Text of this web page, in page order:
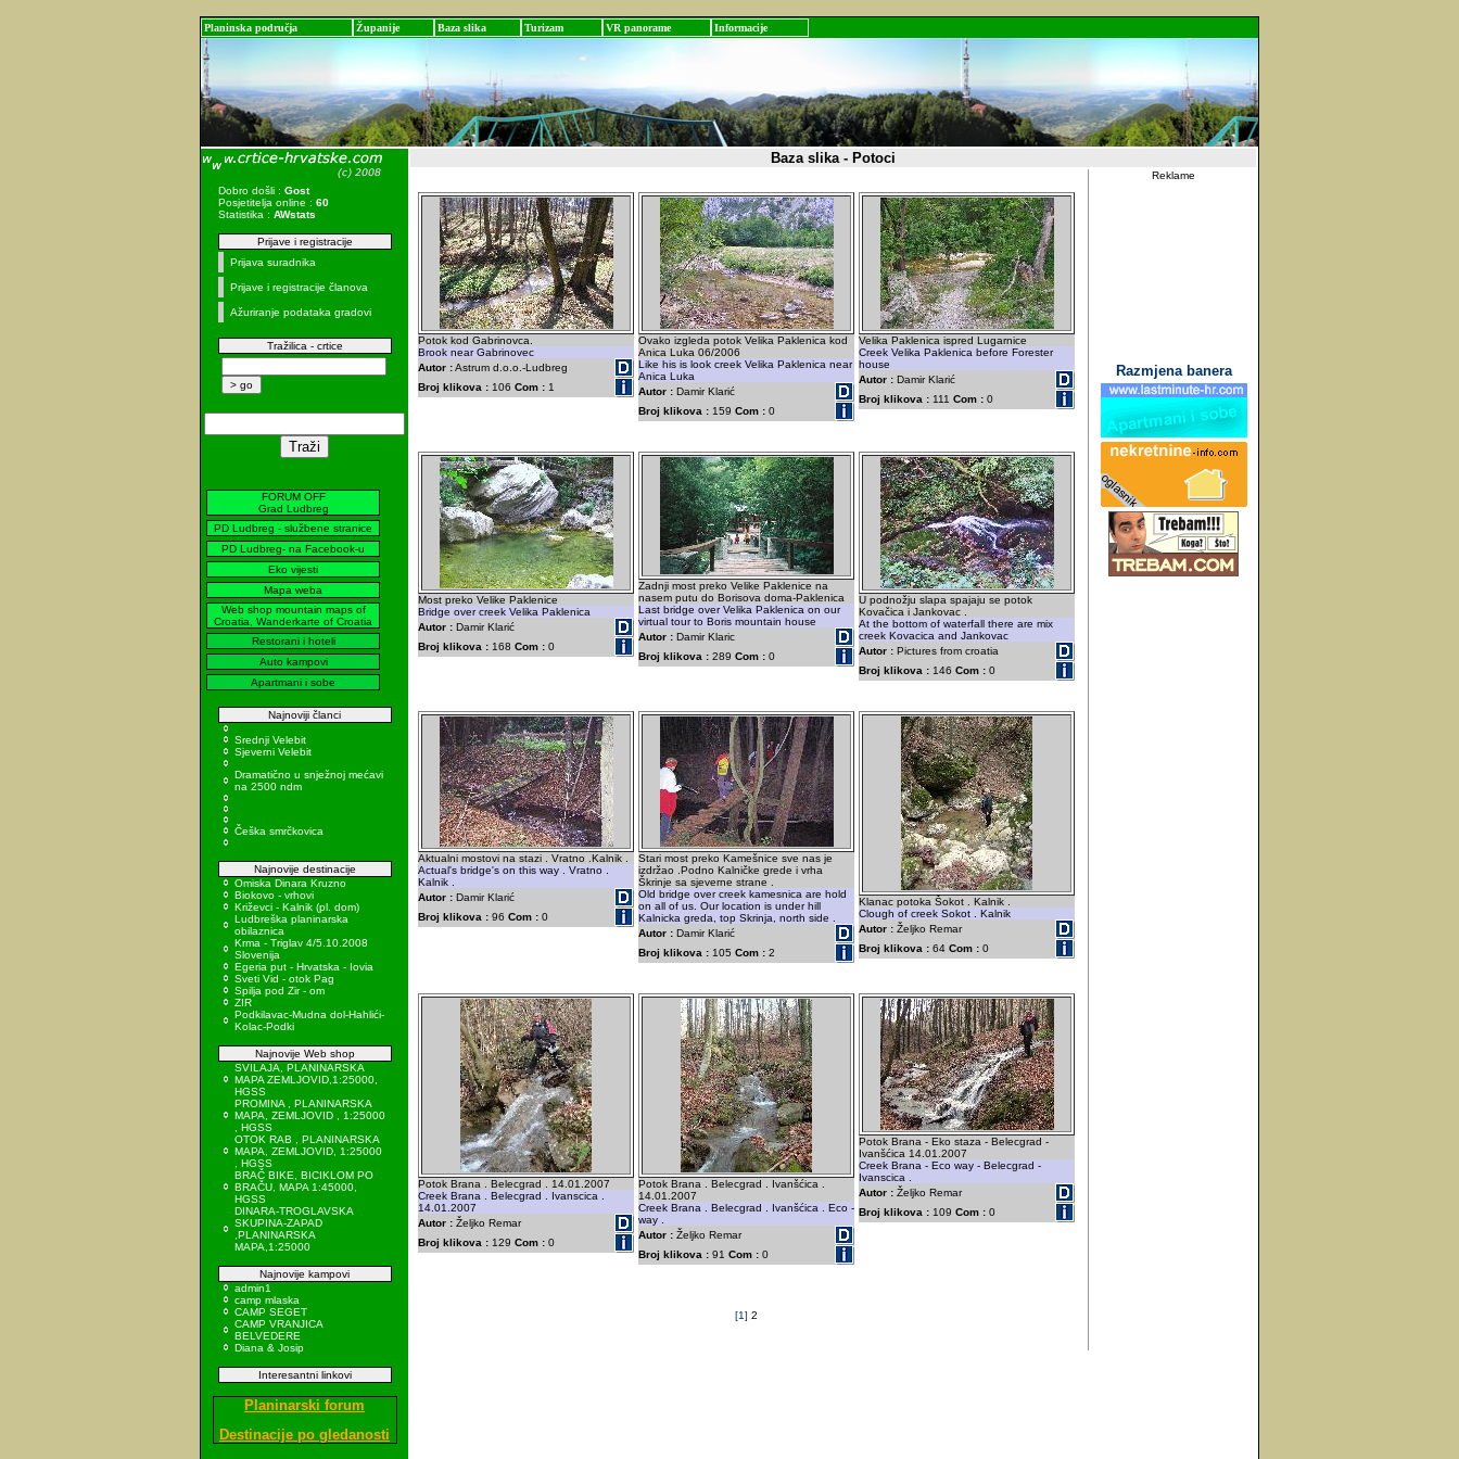
Planinska područja Županije Baza slika Turizam VR panorame Informacije
Dobro došli : Gost
Posjetitelja online : 60
Statistika : AWstats
Prijave i registracije
Prijava suradnika
Prijave i registracije članova
Ažuriranje podataka gradovi
Tražilica - crtice
FORUM OFF
Grad Ludbreg
PD Ludbreg - službene stranice
PD Ludbreg- na Facebook-u
Eko vijesti
Mapa weba
Web shop mountain maps of
Croatia, Wanderkarte of Croatia
Restorani i hoteli
Auto kampovi
Apartmani i sobe
Najnoviji članci
Srednji Velebit
Sjeverni Velebit
Dramatično u snježnoj mećavi
na 2500 ndm
Češka smrčkovica
Najnovije destinacije
Omiska Dinara Kruzno
Biokovo - vrhovi
Križevci - Kalnik (pl. dom)
Ludbreška planinarska
obilaznica
Krma - Triglav 4/5.10.2008
Slovenija
Egeria put - Hrvatska - Iovia
Sveti Vid - otok Pag
Spilja pod Zir - om
ZIR
Podkilavac-Mudna dol-Hahlići-
Kolac-Podki
Najnovije Web shop
SVILAJA, PLANINARSKA
MAPA ZEMLJOVID,1:25000,
HGSS
PROMINA , PLANINARSKA
MAPA, ZEMLJOVID , 1:25000
, HGSS
OTOK RAB , PLANINARSKA
MAPA, ZEMLJOVID, 1:25000
, HGSS
BRAČ BIKE, BICIKLOM PO
BRAČU, MAPA 1:45000,
HGSS
DINARA-TROGLAVSKA
SKUPINA-ZAPAD
,PLANINARSKA
MAPA,1:25000
Najnovije kampovi
admin1
camp mlaska
CAMP SEGET
CAMP VRANJICA
BELVEDERE
Diana & Josip
Interesantni linkovi
Planinarski forum
Destinacije po gledanosti
Baza slika - Potoci
Potok kod Gabrinovca.
Brook near Gabrinovec
Autor :Astrum d.o.o.-Ludbreg
Broj klikova : 106 Com : 1
Ovako izgleda potok Velika Paklenica kod
Anica Luka 06/2006
Like his is look creek Velika Paklenica near
Anica Luka
Autor : Damir Klarić
Broj klikova : 159 Com : 0
Velika Paklenica ispred Lugarnice
Creek Velika Paklenica before Forester
house
Autor : Damir Klarić
Broj klikova : 111 Com : 0
Most preko Velike Paklenice
Bridge over creek Velika Paklenica
Autor : Damir Klarić
Broj klikova : 168 Com : 0
Zadnji most preko Velike Paklenice na
nasem putu do Borisova doma-Paklenica
Last bridge over Velika Paklenica on our
virtual tour to Boris mountain house
Autor : Damir Klaric
Broj klikova : 289 Com : 0
U podnožju slapa spajaju se potok
Kovačica i Jankovac .
At the bottom of waterfall there are mix
creek Kovacica and Jankovac
Autor : Pictures from croatia
Broj klikova : 146 Com : 0
Aktualni mostovi na stazi . Vratno .Kalnik .
Actual's bridge's on this way . Vratno .
Kalnik .
Autor : Damir Klarić
Broj klikova : 96 Com : 0
Stari most preko Kamešnice sve nas je
izdržao .Podno Kalničke grede i vrha
Škrinje sa sjeverne strane .
Old bridge over creek kamesnica are hold
on all of us. Our location is under hill
Kalnicka greda, top Skrinja, north side .
Autor : Damir Klarić
Broj klikova : 105 Com : 2
Klanac potoka Šokot . Kalnik .
Clough of creek Sokot . Kalnik
Autor : Željko Remar
Broj klikova : 64 Com : 0
Potok Brana . Belecgrad . 14.01.2007
Creek Brana . Belecgrad . Ivanscica .
14.01.2007
Autor : Željko Remar
Broj klikova : 129 Com : 0
Potok Brana . Belecgrad . Ivanšćica .
14.01.2007
Creek Brana . Belecgrad . Ivanšćica . Eco -
way .
Autor : Željko Remar
Broj klikova : 91 Com : 0
Potok Brana - Eko staza - Belecgrad -
Ivanšćica 14.01.2007
Creek Brana - Eco way - Belecgrad -
Ivanscica .
Autor : Željko Remar
Broj klikova : 109 Com : 0
[1] 2
Reklame
Razmjena banera